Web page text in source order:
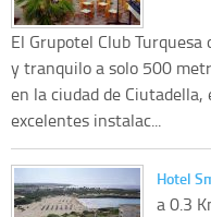
El Grupotel Club
y tranquilo a solo 500
en la ciudad de
excelentes instalac...
Hotel
a 0.3